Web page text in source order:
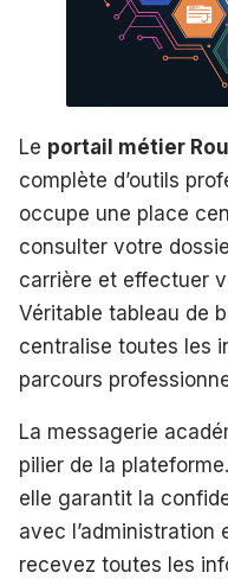
Le portail métier
complète d’outils
occupe une place
consulter votre
carrière et effectuer
Véritable tableau de
centralise toutes les
parcours
La messagerie
pilier de la
elle garantit la
avec l’administration
recevez toutes les